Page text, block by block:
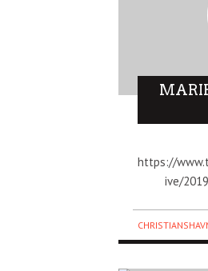
https://
ive/